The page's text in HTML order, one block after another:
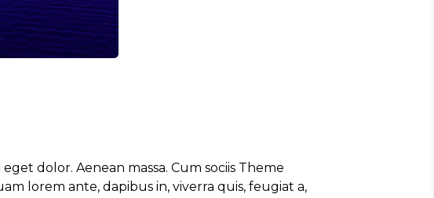
dolor. Aenean massa. Cum sociis Theme
lorem ante, dapibus in, viverra quis, feugiat a,